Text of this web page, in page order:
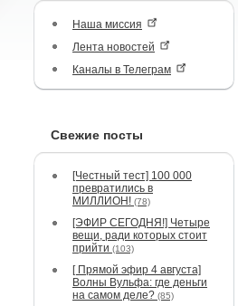
Наша миссия
Лента новостей
Каналы в Телеграм
Свежие посты
[Честный тест] 100 000
превратились в
МИЛЛИОН! (78)
[ЭФИР СЕГОДНЯ!] Четыре
вещи, ради которых стоит
прийти (103)
[ Прямой эфир 4 августа]
Волны Вульфа: где деньги
на самом деле? (85)